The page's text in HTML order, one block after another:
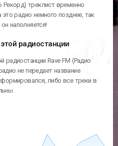
Рекорд) треклист временно
это радио немного позднее, так
наполняется!
радиостанции
радиостанции Rave FM (Радио
не передает название
либо все треки в